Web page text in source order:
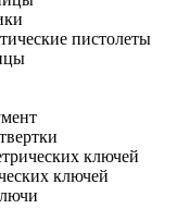
пистолеты
ключей
ключей